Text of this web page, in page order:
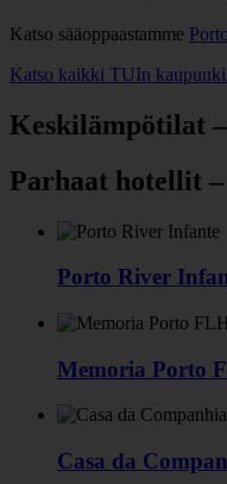
Katso sääoppaastamme
Katso kaikki TUIn
Keskilämpötilat
Parhaat hotellit
Porto River
Memoria Porto
Casa da